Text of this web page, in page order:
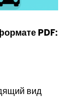
PDF:
вид